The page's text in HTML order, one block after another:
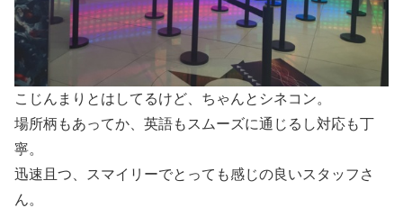
こじんまりとはしてるけど、ちゃんとシネコン。
場所柄もあってか、英語もスムーズに通じるし対応も丁
寧。
迅速且つ、スマイリーでとっても感じの良いスタッフさ
ん。